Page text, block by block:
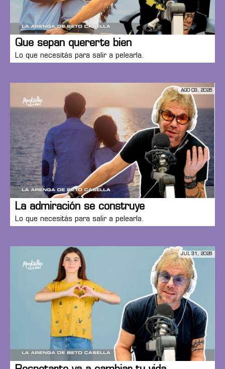
Que sepan quererte bien
Lo que necesitás para salir a pelearla.
AGO 03, 2026
La admiración se construye
Lo que necesitás para salir a pelearla.
JUL 31, 2026